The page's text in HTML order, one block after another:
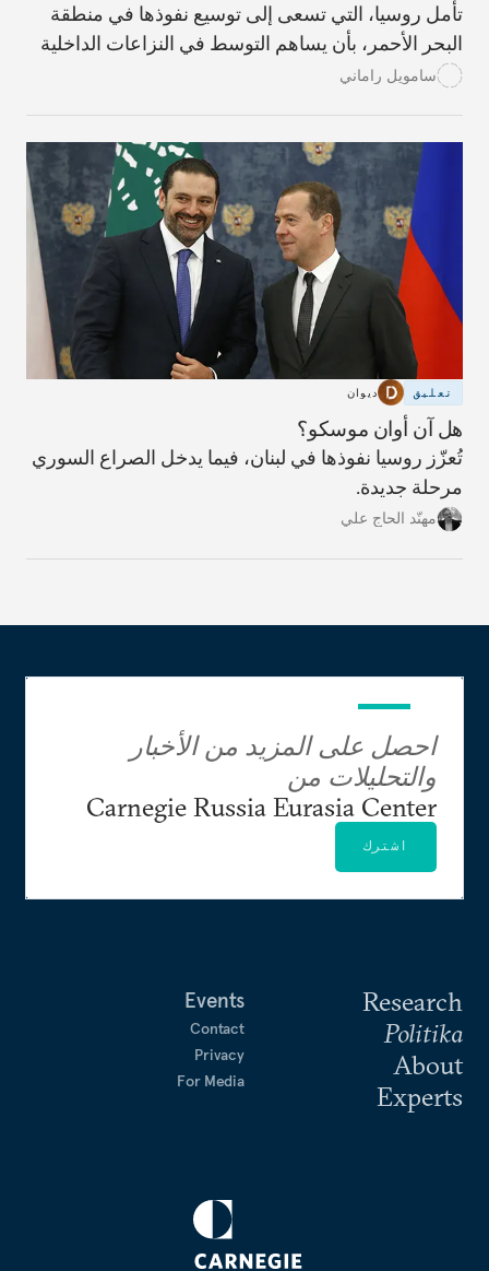
تأمل روسيا، التي تسعى إلى توسيع نفوذها في منطقة
البحر الأحمر، بأن يساهم التوسط في النزاعات الداخلية
في اليمن، في جعل المنطقة أكثر أماناً.
سامويل راماني
تعليق ديوان
هل آن أوان موسكو؟
تُعزّز روسيا نفوذها في لبنان، فيما يدخل الصراع السوري
مرحلة جديدة.
مهنّد الحاج علي
Research
Politika
About
Experts
Events
Contact
Privacy
For Media
احصل على المزيد من الأخبار
والتحليلات من
Carnegie Russia Eurasia Center
اشترك